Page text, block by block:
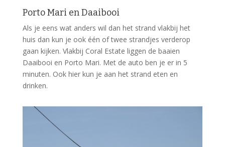
Porto Mari en Daaibooi
Als je eens wat anders wil dan het strand vlakbij het
huis dan kun je ook één of twee strandjes verderop
gaan kijken. Vlakbij Coral Estate liggen de baaien
Daaibooi en Porto Mari. Met de auto ben je er in 5
minuten. Ook hier kun je aan het strand eten en
drinken.